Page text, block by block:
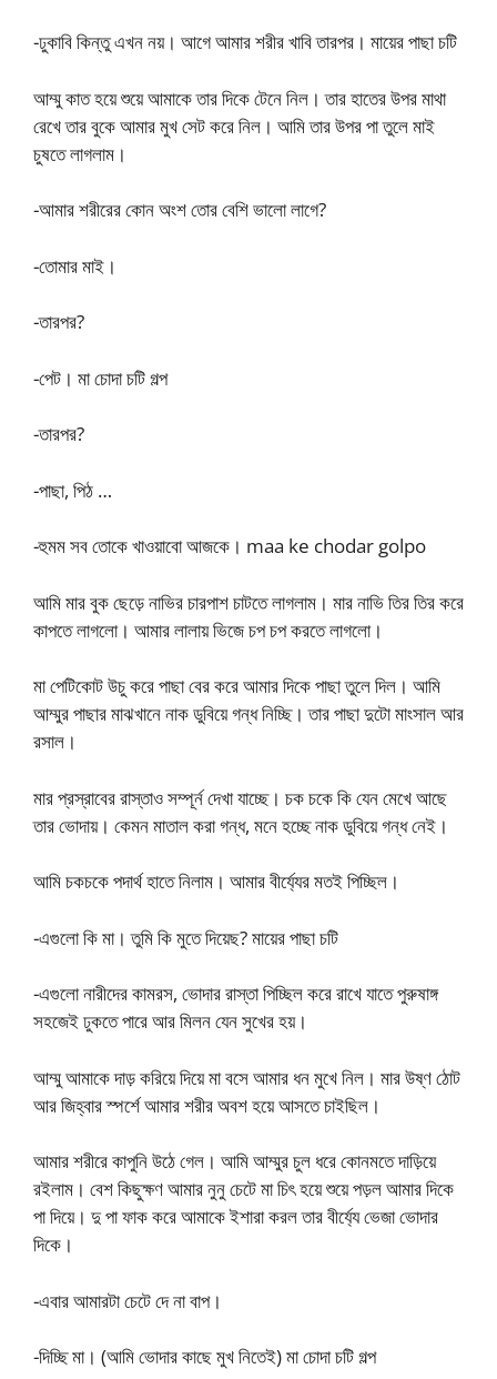
-ঢুকাবি কিন্তু এখন নয়। আগে আমার শরীর খাবি তারপর। মায়ের পাছা চটি
আম্মু কাত হয়ে শুয়ে আমাকে তার দিকে টেনে নিল। তার হাতের উপর মাথা
রেখে তার বুকে আমার মুখ সেট করে নিল। আমি তার উপর পা তুলে মাই
চুষতে লাগলাম।
-আমার শরীরের কোন অংশ তোর বেশি ভালো লাগে?
-তোমার মাই।
-তারপর?
-পেট। মা চোদা চটি গল্প
-তারপর?
-পাছা, পিঠ …
-হুমম সব তোকে খাওয়াবো আজকে। maa ke chodar golpo
আমি মার বুক ছেড়ে নাভির চারপাশ চাটতে লাগলাম। মার নাভি তির তির করে
কাপতে লাগলো। আমার লালায় ভিজে চপ চপ করতে লাগলো।
মা পেটিকোট উচু করে পাছা বের করে আমার দিকে পাছা তুলে দিল। আমি
আম্মুর পাছার মাঝখানে নাক ডুবিয়ে গন্ধ নিচ্ছি। তার পাছা দুটো মাংসাল আর
রসাল।
মার প্রস্রাবের রাস্তাও সম্পূর্ন দেখা যাচ্ছে। চক চকে কি যেন মেখে আছে
তার ভোদায়। কেমন মাতাল করা গন্ধ, মনে হচ্ছে নাক ডুবিয়ে গন্ধ নেই।
আমি চকচকে পদার্থ হাতে নিলাম। আমার বীর্য্যের মতই পিচ্ছিল।
-এগুলো কি মা। তুমি কি মুতে দিয়েছ? মায়ের পাছা চটি
-এগুলো নারীদের কামরস, ভোদার রাস্তা পিচ্ছিল করে রাখে যাতে পুরুষাঙ্গ
সহজেই ঢুকতে পারে আর মিলন যেন সুখের হয়।
আম্মু আমাকে দাড় করিয়ে দিয়ে মা বসে আমার ধন মুখে নিল। মার উষ্ণ ঠোট
আর জিহ্বার স্পর্শে আমার শরীর অবশ হয়ে আসতে চাইছিল।
আমার শরীরে কাপুনি উঠে গেল। আমি আম্মুর চুল ধরে কোনমতে দাড়িয়ে
রইলাম। বেশ কিছুক্ষণ আমার নুনু চেটে মা চিৎ হয়ে শুয়ে পড়ল আমার দিকে
পা দিয়ে। দু পা ফাক করে আমাকে ইশারা করল তার বীর্য্যে ভেজা ভোদার
দিকে।
-এবার আমারটা চেটে দে না বাপ।
-দিচ্ছি মা। (আমি ভোদার কাছে মুখ নিতেই) মা চোদা চটি গল্প